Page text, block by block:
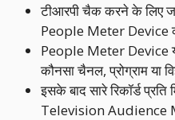
टीआरपी चैक करने के लिए
People Meter Device
People Meter Device
कौनसा चैनल, प्रोग्राम या
इसके बाद सारे रिकॉर्ड
Television Audience